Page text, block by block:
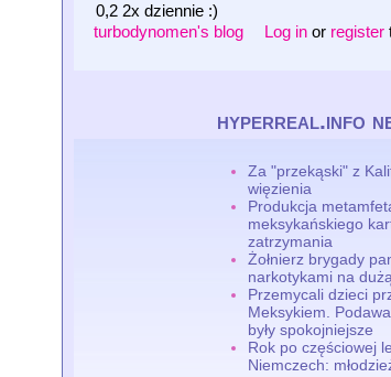
0,2 2x dziennie :)
turbodynomen's blog
Log in or register
hyperreal.info
Za "przekąski" z
więzienia
Produkcja
meksykańskiego
zatrzymania
Żołnierz brygady
narkotykami na
Przemycali dzieci
Meksykiem.
były spokojniejsze
Rok po częściowej
Niemczech: